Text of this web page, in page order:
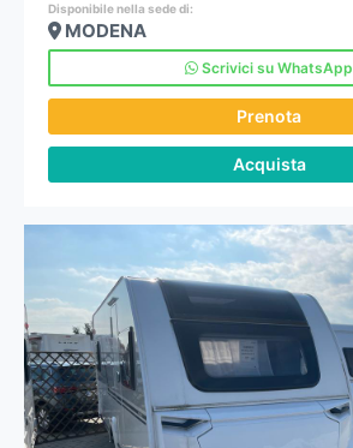
Disponibile nella sede di:
MODENA
Scrivici su WhatsApp
Prenota
Acquista